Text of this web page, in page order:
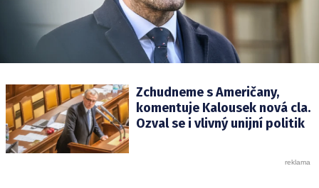
Zchudneme s Američany,
komentuje Kalousek nová cla.
Ozval se i vlivný unijní politik